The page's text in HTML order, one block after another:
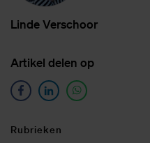
Lin­de Ver­schoor
Ar­ti­kel de­len op
Ru­brie­ken